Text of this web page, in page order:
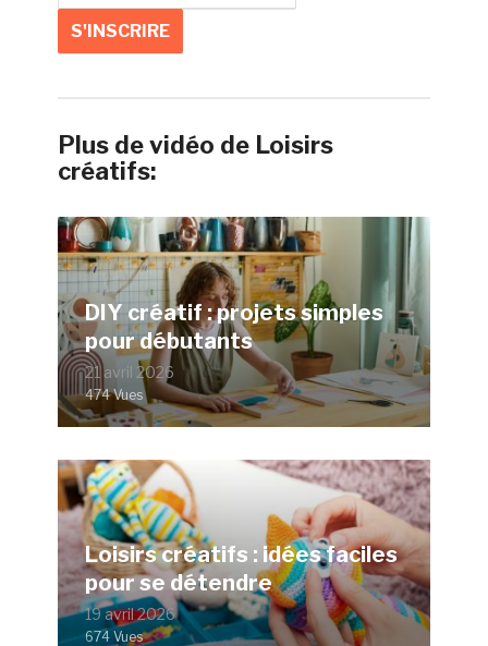
Plus de vidéo de Loisirs
créatifs:
DIY créatif : projets simples
pour débutants
21 avril 2026
474 Vues
Loisirs créatifs : idées faciles
pour se détendre
19 avril 2026
674 Vues